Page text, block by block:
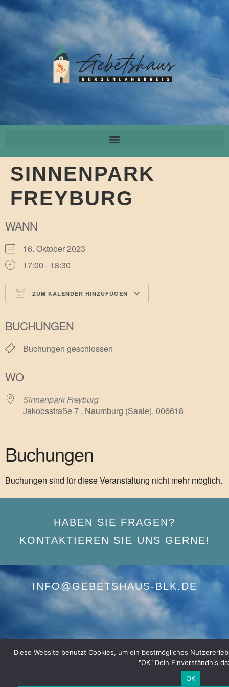
SINNENPARK
FREYBURG
WANN
16. Oktober 2023
17:00 - 18:30
ZUM KALENDER HINZUFÜGEN
BUCHUNGEN
Buchungen geschlossen
WO
Sinnenpark Freyburg
Jakobsstraße 7 , Naumburg (Saale), 006618
Buchungen
Buchungen sind für diese Veranstaltung nicht mehr möglich.
HABEN SIE FRAGEN?
KONTAKTIEREN SIE UNS GERNE!
INFO@GEBETSHAUS-BLK.DE
Diese Website benutzt Cookies, um ein bestmögliches
"OK" Dein Einverständnis
OK